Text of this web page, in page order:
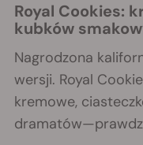
Royal Cookies: królewska uczta dla
kubków
Nagrodzona
wersji. Royal
kremowe,